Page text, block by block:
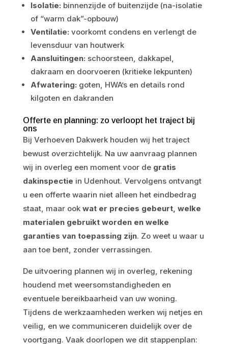
Isolatie: binnenzijde of buitenzijde (na-isolatie
of “warm dak”-opbouw)
Ventilatie: voorkomt condens en verlengt de
levensduur van houtwerk
Aansluitingen: schoorsteen, dakkapel,
dakraam en doorvoeren (kritieke lekpunten)
Afwatering: goten, HWA’s en details rond
kilgoten en dakranden
Offerte en planning: zo verloopt het traject bij
ons
Bij Verhoeven Dakwerk houden wij het traject
bewust overzichtelijk. Na uw aanvraag plannen
wij in overleg een moment voor de gratis
dakinspectie in Udenhout. Vervolgens ontvangt
u een offerte waarin niet alleen het eindbedrag
staat, maar ook wat er precies gebeurt, welke
materialen gebruikt worden en welke
garanties van toepassing zijn. Zo weet u waar u
aan toe bent, zonder verrassingen.
De uitvoering plannen wij in overleg, rekening
houdend met weersomstandigheden en
eventuele bereikbaarheid van uw woning.
Tijdens de werkzaamheden werken wij netjes en
veilig, en we communiceren duidelijk over de
voortgang. Vaak doorlopen we dit stappenplan: